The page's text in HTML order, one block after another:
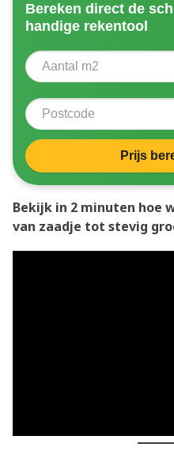
Bereken direct de
handige rekentool
Aantal vierkante
Postcode
Prijs
Bekijk in 2 minuten hoe
van zaadje tot stevig